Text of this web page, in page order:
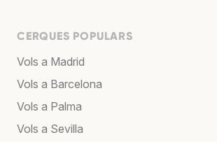
CERQUES POPULARS
Vols a Madrid
Vols a Barcelona
Vols a Palma
Vols a Sevilla